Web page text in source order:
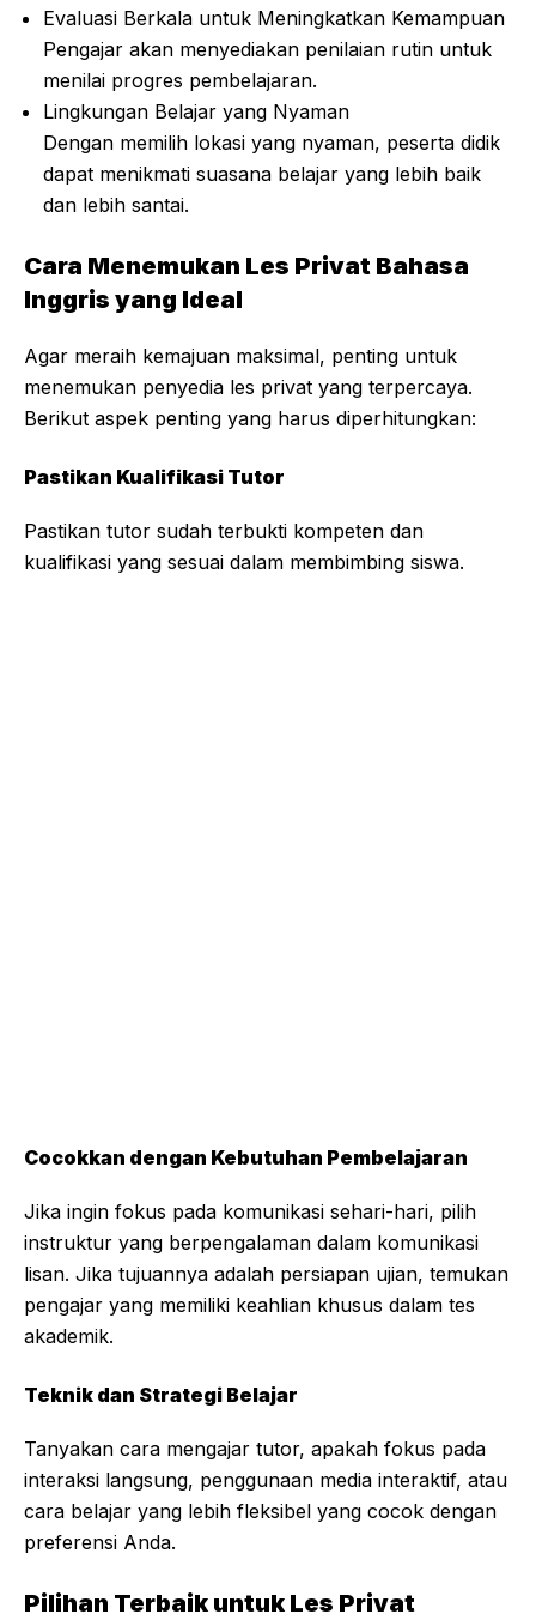
Evaluasi Berkala untuk Meningkatkan Kemampuan
Pengajar akan menyediakan penilaian rutin untuk
menilai progres pembelajaran.
Lingkungan Belajar yang Nyaman
Dengan memilih lokasi yang nyaman, peserta didik
dapat menikmati suasana belajar yang lebih baik
dan lebih santai.
Cara Menemukan Les Privat Bahasa
Inggris yang Ideal
Agar meraih kemajuan maksimal, penting untuk
menemukan penyedia les privat yang terpercaya.
Berikut aspek penting yang harus diperhitungkan:
Pastikan Kualifikasi Tutor
Pastikan tutor sudah terbukti kompeten dan
kualifikasi yang sesuai dalam membimbing siswa.
Cocokkan dengan Kebutuhan Pembelajaran
Jika ingin fokus pada komunikasi sehari-hari, pilih
instruktur yang berpengalaman dalam komunikasi
lisan. Jika tujuannya adalah persiapan ujian, temukan
pengajar yang memiliki keahlian khusus dalam tes
akademik.
Teknik dan Strategi Belajar
Tanyakan cara mengajar tutor, apakah fokus pada
interaksi langsung, penggunaan media interaktif, atau
cara belajar yang lebih fleksibel yang cocok dengan
preferensi Anda.
Pilihan Terbaik untuk Les Privat